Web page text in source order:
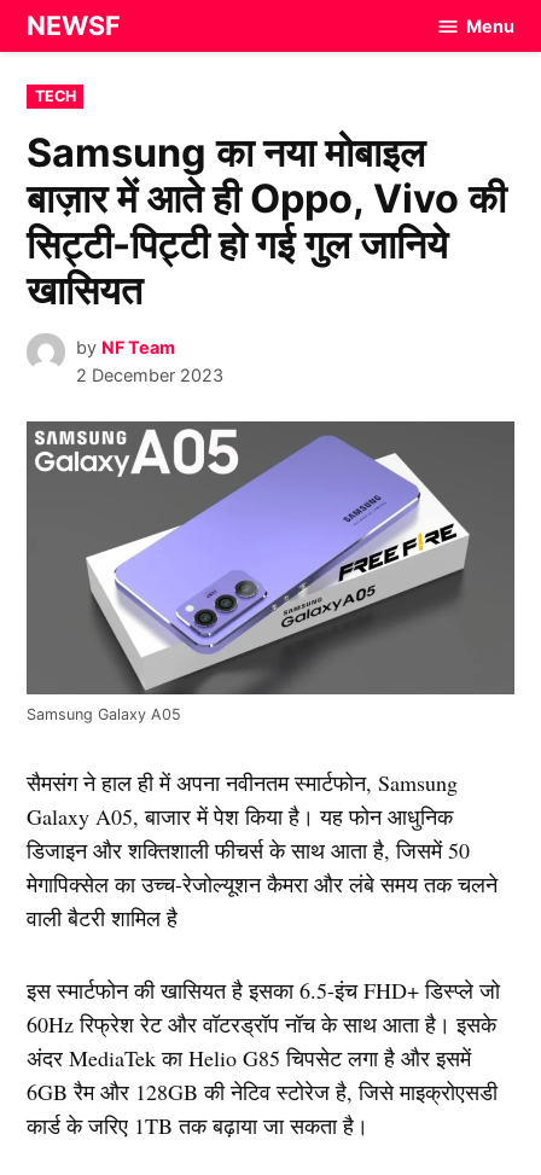
Skip
to
content
NEWSF Menu
POSTED
IN
TECH
Samsung का नया मोबाइल
बाज़ार में आते ही Oppo, Vivo की
सिट्टी-पिट्टी हो गई गुल जानिये
खासियत
by NF Team
2 December 2023
Samsung Galaxy A05
सैमसंग ने हाल ही में अपना नवीनतम स्मार्टफोन, Samsung
Galaxy A05, बाजार में पेश किया है। यह फोन आधुनिक
डिजाइन और शक्तिशाली फीचर्स के साथ आता है, जिसमें 50
मेगापिक्सेल का उच्च-रेजोल्यूशन कैमरा और लंबे समय तक चलने
वाली बैटरी शामिल है
इस स्मार्टफोन की खासियत है इसका 6.5-इंच FHD+ डिस्प्ले जो
60Hz रिफ्रेश रेट और वॉटरड्रॉप नॉच के साथ आता है। इसके
अंदर MediaTek का Helio G85 चिपसेट लगा है और इसमें
6GB रैम और 128GB की नेटिव स्टोरेज है, जिसे माइक्रोएसडी
कार्ड के जरिए 1TB तक बढ़ाया जा सकता है।